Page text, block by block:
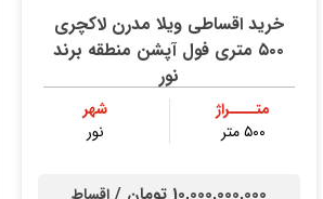
خرید اقساطی ویلا مدرن لاکچری
۵۰۰ متری فول آپشن منطقه برند
نور
متــــراژ
۵۰۰ متر
شهر
نور